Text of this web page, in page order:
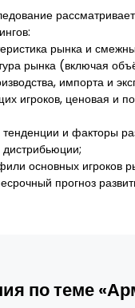
рынка и
рынка (включая
импорта и
игроков, ценовая и
и факторы
основных игроков
прогноз
по теме